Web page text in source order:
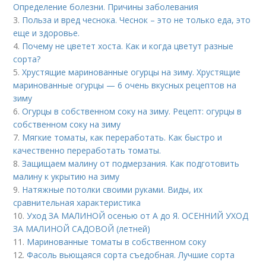
Определение болезни. Причины заболевания
3. Польза и вред чеснока. Чеснок – это не только еда, это
еще и здоровье.
4. Почему не цветет хоста. Как и когда цветут разные
сорта?
5.Хрустящие маринованные огурцы на зиму. Хрустящие
маринованные огурцы — 6 очень вкусных рецептов на
зиму
6.Огурцы в собственном соку на зиму. Рецепт: огурцы в
собственном соку на зиму
7. Мягкие томаты, как переработать. Как быстро и
качественно переработать томаты.
8.Защищаем малину от подмерзания. Как подготовить
малину к укрытию на зиму
9. Натяжные потолки своими руками. Виды, их
сравнительная характеристика
10.Уход ЗА МАЛИНОЙ осенью от А до Я. ОСЕННИЙ УХОД
ЗА МАЛИНОЙ САДОВОЙ (летней)
11. Маринованные томаты в собственном соку
12.Фасоль вьющаяся сорта съедобная. Лучшие сорта